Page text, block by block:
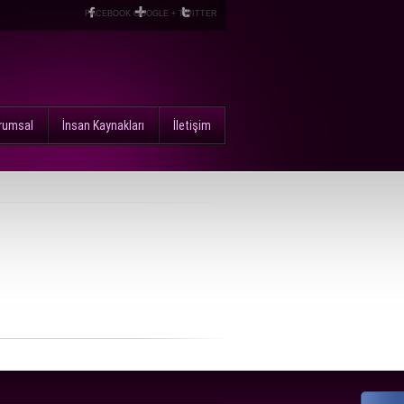
FACEBOOK GOOGLE + TWITTER
İnsan Kaynakları İletişim